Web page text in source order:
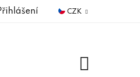
CZK